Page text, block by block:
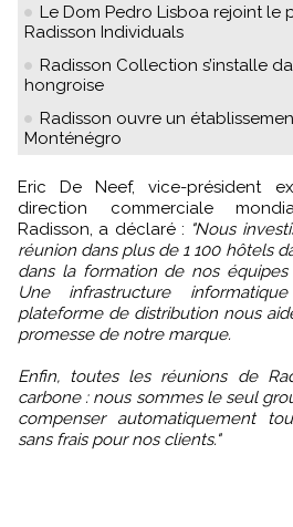
Le Dom Pedro Lisboa rejoint le
Radisson Individuals
Radisson Collection s’installe
hongroise
Radisson ouvre un
Monténégro
Eric De Neef, vice-président exécutif et chef de la
direction commerciale
Radisson, a déclaré : "Nous
réunion dans plus de 1 100 hôtels
dans la formation de nos
Une infrastructure
plateforme de distribution nous
promesse de notre marque.
Enfin, toutes les réunions de
carbone : nous sommes le seul
compenser automatiquement
sans frais pour nos clients."